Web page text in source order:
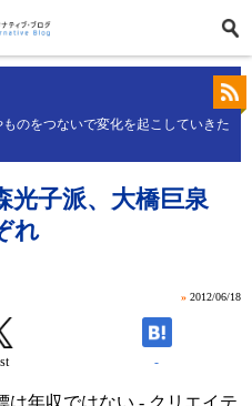
のをつないで変化を起こしていきた
光子派、大橋巨泉
れ
» 2012/06/18
-
は年収ではない - クリエイテ